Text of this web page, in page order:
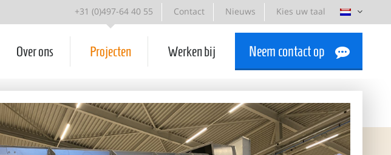
+31 (0)497-64 40 55 Contact Nieuws Kies uw taal
Over ons Projecten Werken bij Neem contact op